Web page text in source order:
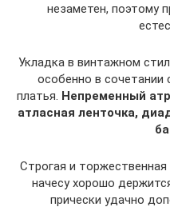
незаметен, поэтому
Укладка в винтажном
особенно в сочетании
платья. Непременный
атласная ленточка,
Строгая и торжественная
начесу хорошо
прически удачно